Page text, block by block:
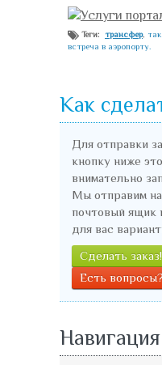
Услуги
Теги: трансфер,
встреча в аэропорту.
Как
Для отправки
кнопку ниже
внимательно
Мы отправим
почтовый ящик
для вас
Сделать заказ!
Есть
Навигация